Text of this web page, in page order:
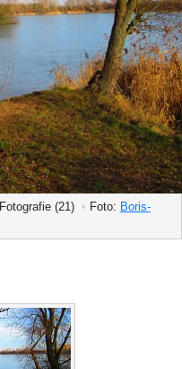
Fotografie (21) • Foto: Boris-